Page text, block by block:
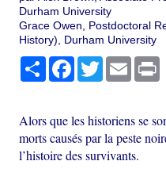
Durham University
Grace Owen, Postdoctoral
History), Durham University
PartagerFacebook
TwitterEmail
Alors que les historiens se
morts causés par la peste
l’histoire des survivants.